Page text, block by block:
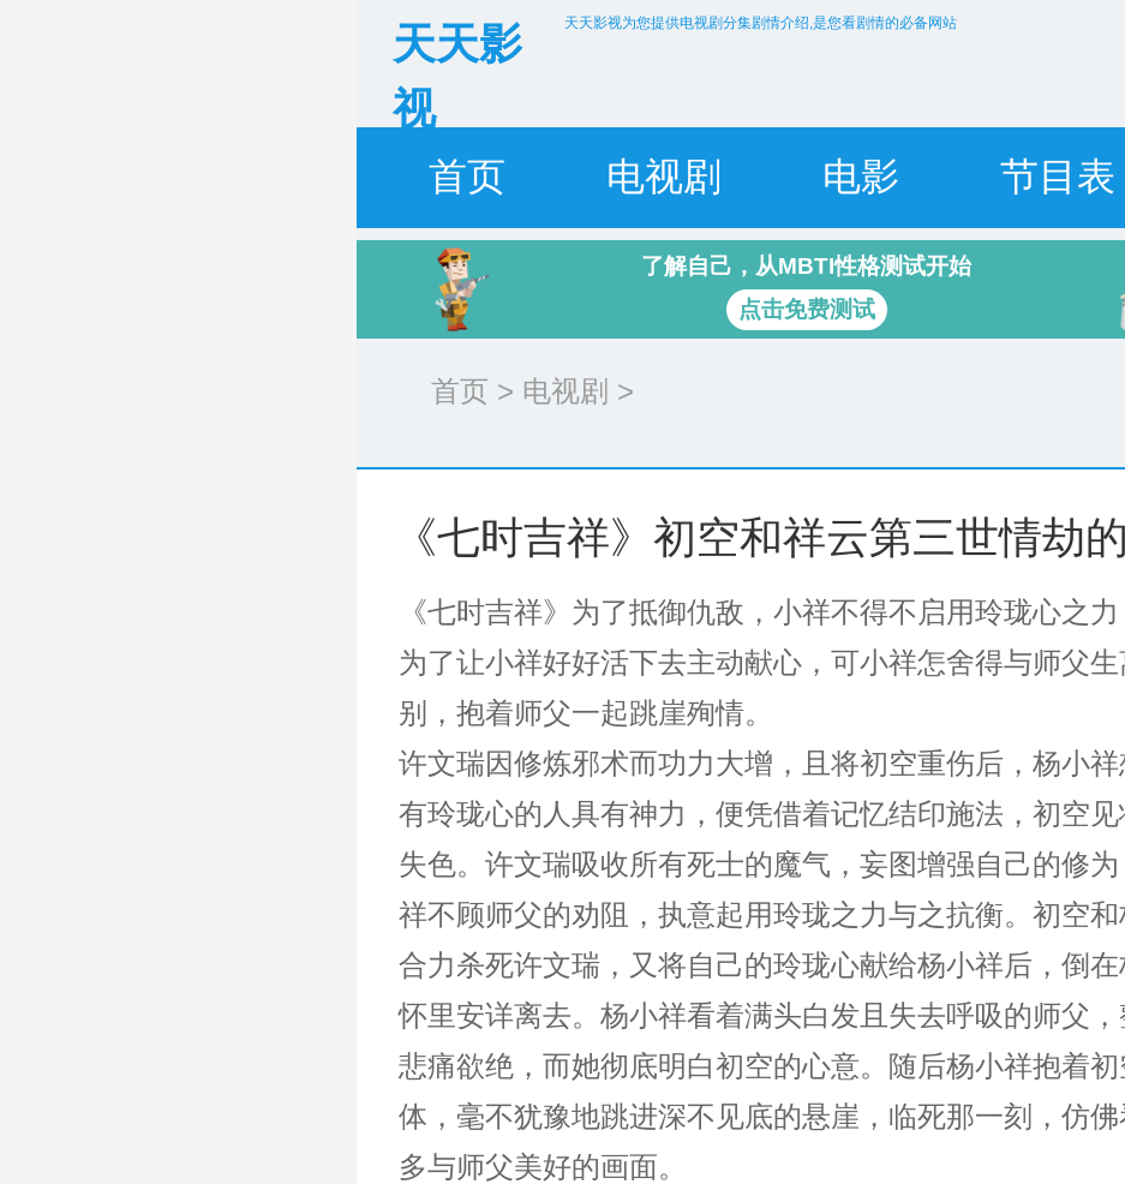
天天影
视
天天影视为您提供电视剧分集剧情介绍,是您看剧情的必备网站
首页 电视剧 电影 节目表
了解自己，从MBTI性格测试开始
点击免费测试
首页 > 电视剧 >
《七时吉祥》初空和祥云第三世情劫
《七时吉祥》为了抵御仇敌，小祥不得不启用玲珑心之
为了让小祥好好活下去主动献心，可小祥怎舍得与师父
别，抱着师父一起跳崖殉情。
许文瑞因修炼邪术而功力大增，且将初空重伤后，杨小祥
有玲珑心的人具有神力，便凭借着记忆结印施法，初空
失色。许文瑞吸收所有死士的魔气，妄图增强自己的修
祥不顾师父的劝阻，执意起用玲珑之力与之抗衡。初空
合力杀死许文瑞，又将自己的玲珑心献给杨小祥后，倒
怀里安详离去。杨小祥看着满头白发且失去呼吸的师父，
悲痛欲绝，而她彻底明白初空的心意。随后杨小祥抱着初
体，毫不犹豫地跳进深不见底的悬崖，临死那一刻，仿
多与师父美好的画面。